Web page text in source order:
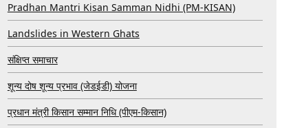
Pradhan Mantri Kisan Samman Nidhi (PM-KISAN)
Landslides in Western Ghats
संक्षिप्त समाचार
शून्य दोष शून्य प्रभाव (जेडईडी) योजना
प्रधान मंत्री किसान सम्मान निधि (पीएम-किसान)